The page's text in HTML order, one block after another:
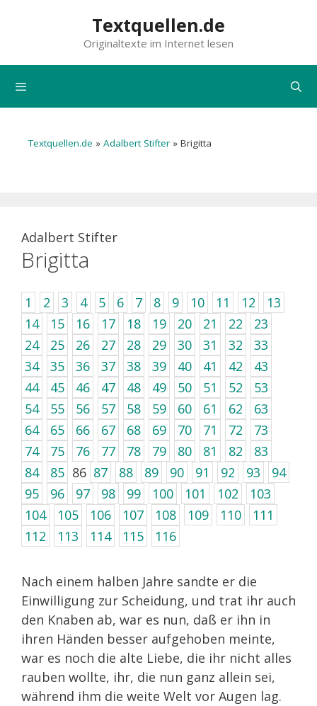
Textquellen.de
Originaltexte im Internet lesen
Textquellen.de » Adalbert Stifter » Brigitta
Adalbert Stifter
Brigitta
1 2 3 4 5 6 7 8 9 10 11 12
13
14
15 16 17 18 19 20 21 22
23
24
25 26 27 28 29 30 31 32
33
34
35 36 37 38 39 40 41 42
43
44
45 46 47 48 49 50 51 52
53
54
55 56 57 58 59 60 61 62
63
64
65 66 67 68 69 70 71 72
73
74
75 76 77 78 79 80 81 82
83
84
85 86 87 88 89 90 91 92 93
94
95
96 97 98 99 100 101 102
103
104
105 106 107 108 109 110
111
112
113 114 115 116
Nach einem halben Jahre sandte er die
Einwilligung zur Scheidung, und trat ihr auch
den Knaben ab, war es nun, daß er ihn in
ihren Händen besser aufgehoben meinte,
war es noch die alte Liebe, die ihr nicht alles
rauben wollte, ihr, die nun ganz allein sei,
während ihm die weite Welt vor Augen lag.